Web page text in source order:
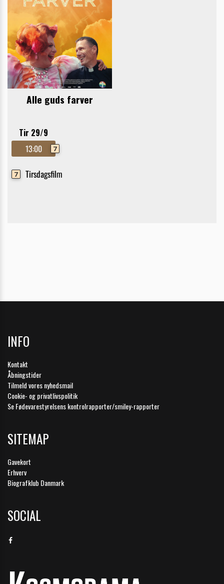
INFO
Kontakt
Åbningstider
Tilmeld vores nyhedsmail
Cookie- og privatlivspolitik
Se Fødevarestyrelsens kontrolrapporter/smiley-rapporter
SITEMAP
Gavekort
Erhverv
Biografklub Danmark
SOCIAL